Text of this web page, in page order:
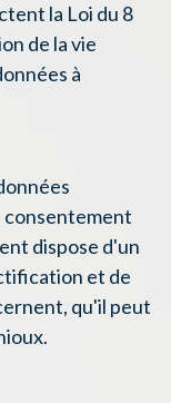
la Loi du 8
de la vie
à
consentement
dispose d'un
et de
qu'il peut